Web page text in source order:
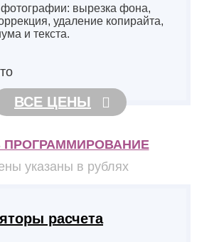
вырезка фона,
удаление копирайта,
и текста.
ВСЕ ЦЕНЫ
ПРОГРАММИРОВАНИЕ
указаны в рублях
расчета